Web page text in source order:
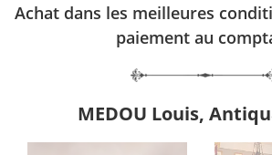
Achat dans les meilleures
paiement au
MEDOU Louis,